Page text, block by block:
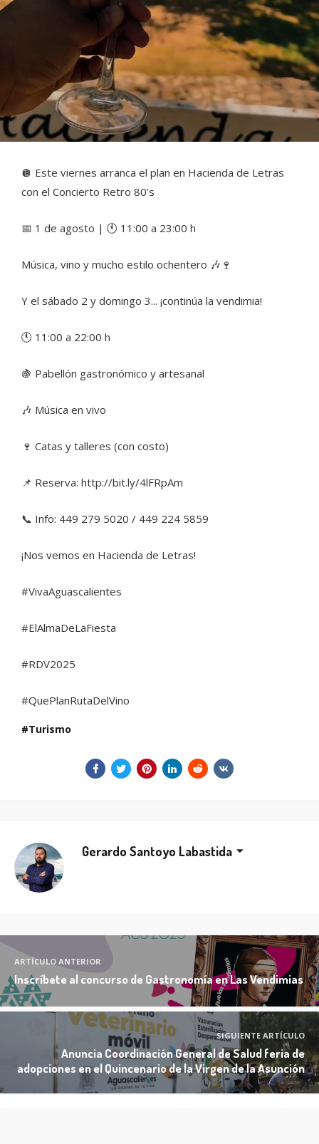
🪩 Este viernes arranca el plan en Hacienda de Letras
con el Concierto Retro 80’s
📅 1 de agosto | 🕚 11:00 a 23:00 h
Música, vino y mucho estilo ochentero 🎶🍷
Y el sábado 2 y domingo 3... ¡continúa la vendimia!
🕚 11:00 a 22:00 h
🍇 Pabellón gastronómico y artesanal
🎶 Música en vivo
🍷 Catas y talleres (con costo)
📌 Reserva: http://bit.ly/4lFRpAm
📞 Info: 449 279 5020 / 449 224 5859
¡Nos vemos en Hacienda de Letras!
#VivaAguascalientes
#ElAlmaDeLaFiesta
#RDV2025
#QuePlanRutaDelVino
Turismo
Gerardo Santoyo Labastida
ARTÍCULO ANTERIOR
Inscríbete al concurso de Gastronomía en Las Vendimias
SIGUIENTE ARTÍCULO
Anuncia Coordinación General de Salud feria de
adopciones en el Quincenario de la Virgen de la Asunción